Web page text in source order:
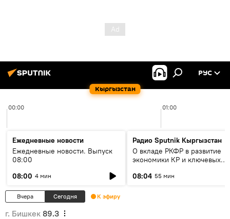
Кыргызстан
РУС
00:00 01:00
Ежедневные новости
Ежедневные новости. Выпуск
08:00
08:00 4 мин
Радио Sputnik Кыргызстан
О вкладе РКФР в развитие
экономики КР и ключевых
08:04 55 мин
Вчера Сегодня К эфиру
г. Бишкек 89.3